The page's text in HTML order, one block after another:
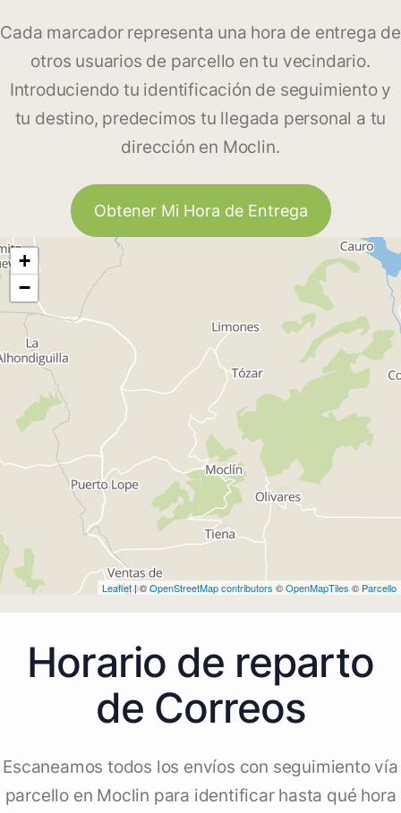
Cada marcador representa una hora de entrega de
otros usuarios de parcello en tu vecindario.
Introduciendo tu identificación de seguimiento y
tu destino, predecimos tu llegada personal a tu
dirección en Moclin.
Obtener Mi Hora de Entrega
+
−
Leaflet| ©OpenStreetMap contributors ©OpenMapTiles © Parcello
Horario de reparto
de Correos
Escaneamos todos los envíos con seguimiento vía
parcello en Moclin para identificar hasta qué hora